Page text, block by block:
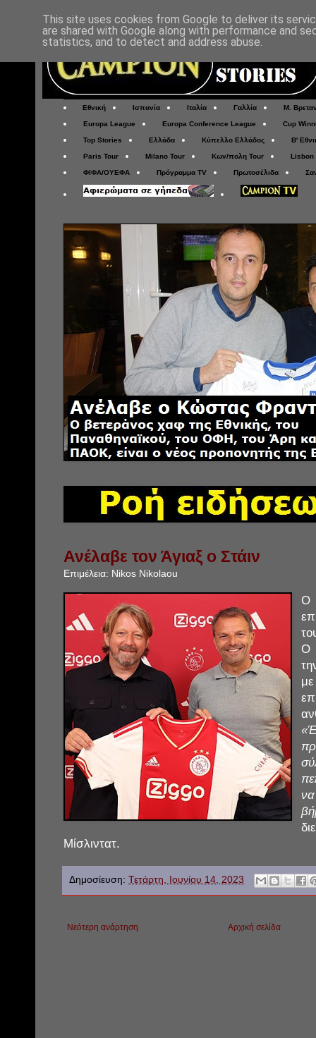
Εθνική Ισπανία Ιταλία Γαλλία Μ.
Europa League Europa Conference League Cup
Top Stories Ελλάδα Κύπελλο Ελλάδος Β'
Paris Tour Milano Tour Κων/πολη Tour Lisbon
ΦΙΦΑ/ΟΥΕΦΑ Πρόγραμμα TV Πρωτοσέλιδα
Ανέλαβε τον Άγιαξ ο Στάιν
Επιμέλεια: Nikos Nikolaou
Ο
Μίσλιντατ.
Δημοσίευση: Τετάρτη, Ιουνίου 14, 2023
Νεότερη ανάρτηση Αρχική σελίδα
This site uses cookies from Google to deliver its
are shared with Google along with performance and
statistics, and to detect and address abuse.